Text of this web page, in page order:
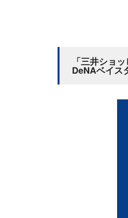
「三井ショ
DeNAベイス